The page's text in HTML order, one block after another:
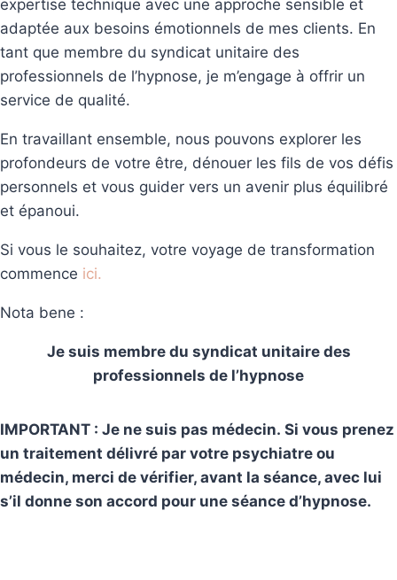
expertise technique avec une approche sensible et
adaptée aux besoins émotionnels de mes clients. En
tant que membre du syndicat unitaire des
professionnels de l’hypnose, je m’engage à offrir un
service de qualité.
En travaillant ensemble, nous pouvons explorer les
profondeurs de votre être, dénouer les fils de vos défis
personnels et vous guider vers un avenir plus équilibré
et épanoui.
Si vous le souhaitez, votre voyage de transformation
commence ici.
Nota bene :
Je suis membre du syndicat unitaire des
professionnels de l’hypnose
IMPORTANT : Je ne suis pas médecin. Si vous prenez
un traitement délivré par votre psychiatre ou
médecin, merci de vérifier, avant la séance, avec lui
s’il donne son accord pour une séance d’hypnose.